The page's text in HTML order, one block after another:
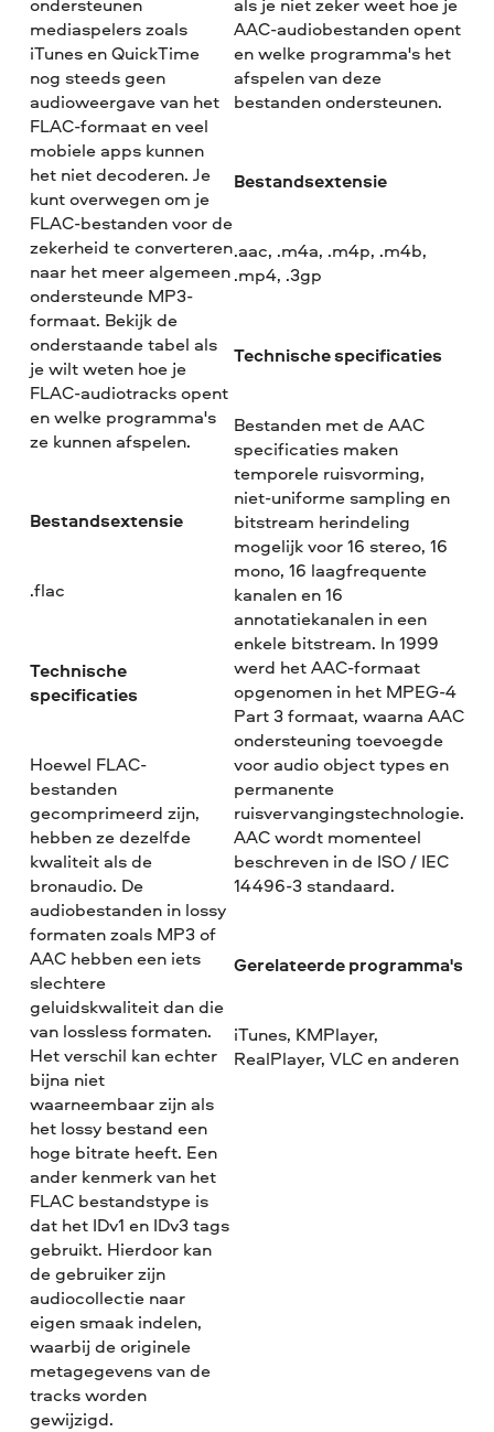
mediaspelers zoals
iTunes en QuickTime
nog steeds geen
audioweergave van het
FLAC-formaat en veel
mobiele apps kunnen
het niet decoderen. Je
kunt overwegen om je
FLAC-bestanden voor de
zekerheid te converteren
naar het meer algemeen
ondersteunde MP3-
formaat. Bekijk de
onderstaande tabel als
je wilt weten hoe je
FLAC-audiotracks opent
en welke programma's
ze kunnen afspelen.
Bestandsextensie
.flac
Technische
specificaties
Hoewel FLAC-
bestanden
gecomprimeerd zijn,
hebben ze dezelfde
kwaliteit als de
bronaudio. De
audiobestanden in lossy
formaten zoals MP3 of
AAC hebben een iets
slechtere
geluidskwaliteit dan die
van lossless formaten.
Het verschil kan echter
bijna niet
waarneembaar zijn als
het lossy bestand een
hoge bitrate heeft. Een
ander kenmerk van het
FLAC bestandstype is
dat het IDv1 en IDv3 tags
gebruikt. Hierdoor kan
de gebruiker zijn
audiocollectie naar
eigen smaak indelen,
waarbij de originele
metagegevens van de
tracks worden
gewijzigd.
AAC-audiobestanden opent
en welke programma's het
afspelen van deze
bestanden ondersteunen.
Bestandsextensie
.aac, .m4a, .m4p, .m4b,
.mp4, .3gp
Technische specificaties
Bestanden met de AAC
specificaties maken
temporele ruisvorming,
niet-uniforme sampling en
bitstream herindeling
mogelijk voor 16 stereo, 16
mono, 16 laagfrequente
kanalen en 16
annotatiekanalen in een
enkele bitstream. In 1999
werd het AAC-formaat
opgenomen in het MPEG-4
Part 3 formaat, waarna AAC
ondersteuning toevoegde
voor audio object types en
permanente
ruisvervangingstechnologie.
AAC wordt momenteel
beschreven in de ISO / IEC
14496-3 standaard.
Gerelateerde programma's
iTunes, KMPlayer,
RealPlayer, VLC en anderen